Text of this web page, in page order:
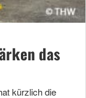
das
kürzlich die